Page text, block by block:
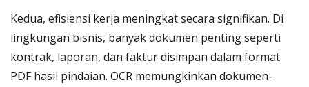
Kedua, efisiensi kerja meningkat secara signifikan. Di
lingkungan bisnis, banyak dokumen penting seperti
kontrak, laporan, dan faktur disimpan dalam format
PDF hasil pindaian. OCR memungkinkan dokumen-